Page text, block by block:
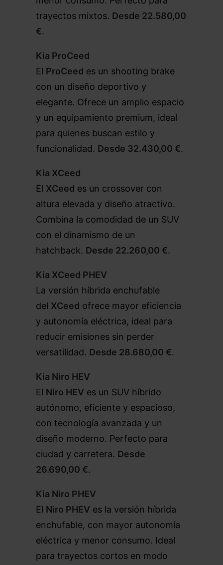
trayectos mixtos. Desde 22.580,00
€.
Kia ProCeed
El ProCeed es un shooting brake
con un diseño deportivo y
elegante. Ofrece un amplio espacio
y un equipamiento premium, ideal
para quienes buscan estilo y
funcionalidad. Desde 32.430,00 €.
Kia XCeed
El XCeed es un crossover con
altura elevada y diseño atractivo.
Combina la comodidad de un SUV
con el dinamismo de un
hatchback. Desde 22.260,00 €.
Kia XCeed PHEV
La versión híbrida enchufable
del XCeed ofrece mayor eficiencia
y autonomía eléctrica, ideal para
reducir emisiones sin perder
versatilidad. Desde 28.680,00 €.
Kia Niro HEV
El Niro HEV es un SUV híbrido
autónomo, eficiente y espacioso,
con tecnología avanzada y un
diseño moderno. Perfecto para
ciudad y carretera. Desde
26.690,00 €.
Kia Niro PHEV
El Niro PHEV es la versión híbrida
enchufable, con mayor autonomía
eléctrica y menor consumo. Ideal
para trayectos cortos en modo